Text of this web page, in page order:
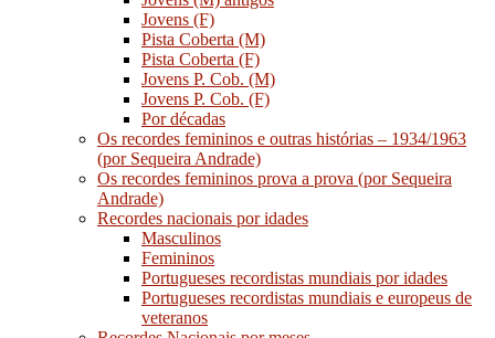
Jovens (F)
Pista Coberta (M)
Pista Coberta (F)
Jovens P. Cob. (M)
Jovens P. Cob. (F)
Por décadas
Os recordes femininos e outras histórias – 1934/1963
(por Sequeira Andrade)
Os recordes femininos prova a prova (por Sequeira
Andrade)
Recordes nacionais por idades
Masculinos
Femininos
Portugueses recordistas mundiais por idades
Portugueses recordistas mundiais e europeus de
veteranos